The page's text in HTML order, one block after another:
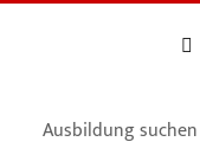
Ausbildung suchen